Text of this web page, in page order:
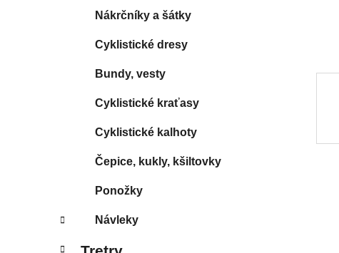
Nákrčníky a šátky
Cyklistické dresy
Bundy, vesty
Cyklistické kraťasy
Cyklistické kalhoty
Čepice, kukly, kšiltovky
Ponožky
Návleky